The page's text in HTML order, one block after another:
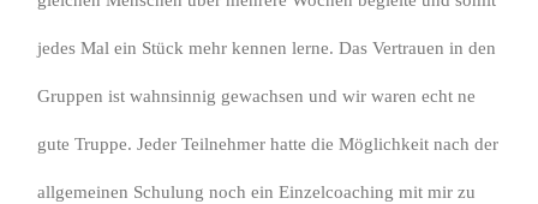
jedes Mal ein Stück mehr kennen lerne. Das Vertrauen in den
Gruppen ist wahnsinnig gewachsen und wir waren echt ne
gute Truppe. Jeder Teilnehmer hatte die Möglichkeit nach der
allgemeinen Schulung noch ein Einzelcoaching mit mir zu